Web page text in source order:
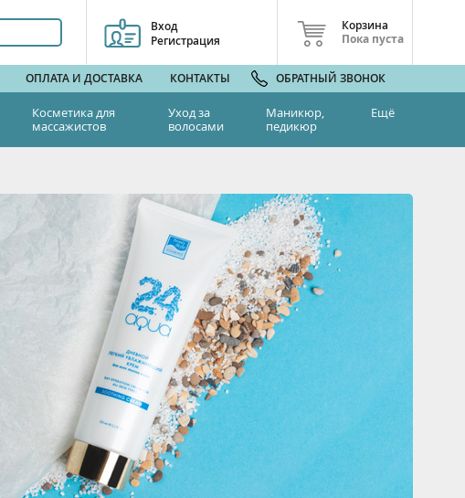
Вход
Регистрация
Корзина
Пока пуста
ОПЛАТА И ДОСТАВКА КОНТАКТЫ ОБРАТНЫЙ ЗВОНОК
Косметика для
массажистов
Уход за
волосами
Маникюр,
педикюр
Ещё